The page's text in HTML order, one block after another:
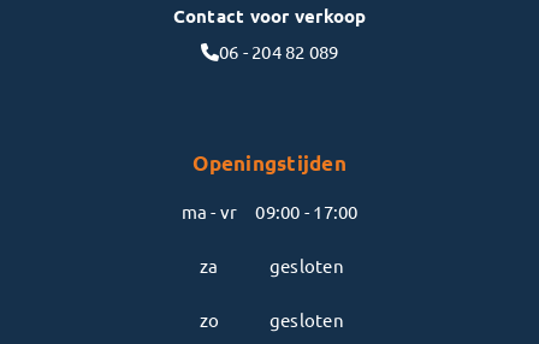
Contact voor verkoop
06 - 204 82 089
Openingstijden
ma - vr 09:00 - 17:00
za gesloten
zo gesloten